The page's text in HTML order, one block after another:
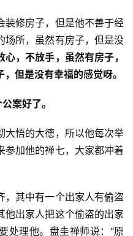
修房子，但是他不善于经
场所，虽然有房子，但是没
，不放手，虽然有房子，
但是没有幸福的感觉呀。
案好了。
悟的大德，所以他每次举
参加他的禅七，大家都冲着
其中有一个出家人有偷盗
他出家人把这个偷盗的出家
处理他。盘圭禅师说：“原